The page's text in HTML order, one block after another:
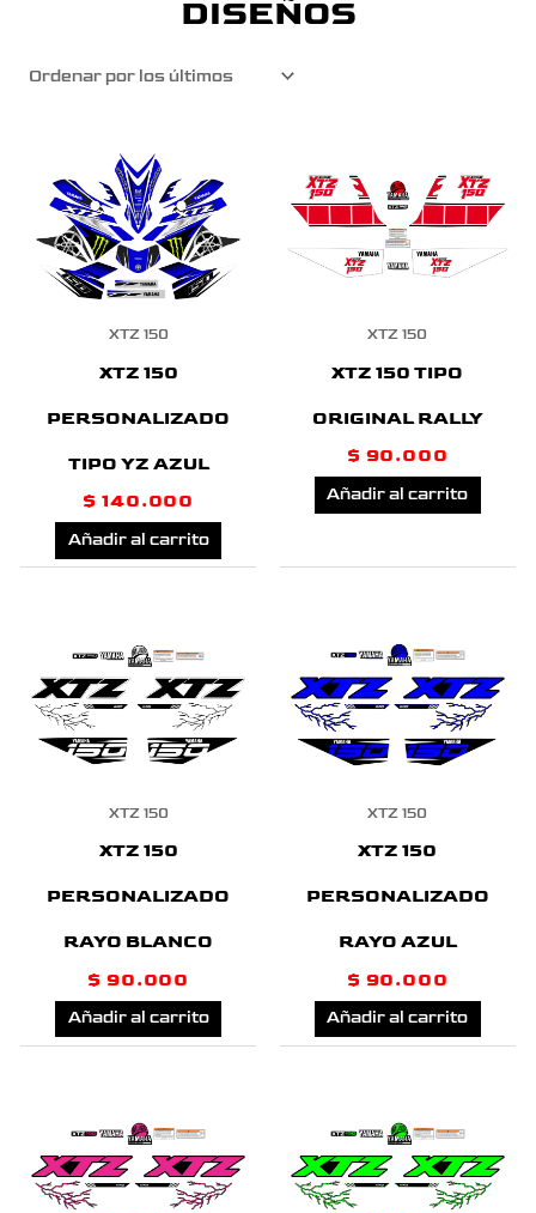
DISEÑOS
XTZ 150
XTZ 150
PERSONALIZADO
TIPO YZ AZUL
$ 140.000
Añadir al carrito
XTZ 150
XTZ 150 TIPO
ORIGINAL RALLY
$ 90.000
Añadir al carrito
XTZ 150
XTZ 150
PERSONALIZADO
RAYO BLANCO
$ 90.000
Añadir al carrito
XTZ 150
XTZ 150
PERSONALIZADO
RAYO AZUL
$ 90.000
Añadir al carrito